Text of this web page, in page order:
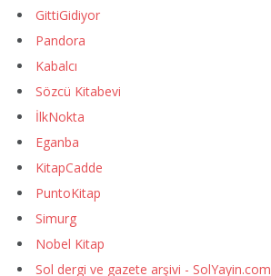
GittiGidiyor
Pandora
Kabalcı
Sözcü Kitabevi
İlkNokta
Eganba
KitapCadde
PuntoKitap
Simurg
Nobel Kitap
Sol dergi ve gazete arşivi - SolYayin.com